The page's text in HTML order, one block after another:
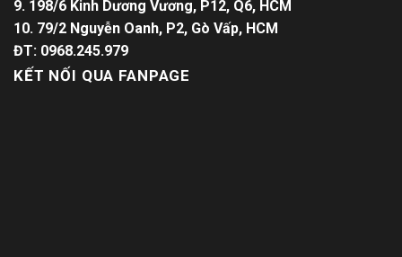
9. 198/6 Kinh Dương Vương, P12, Q6, HCM
10. 79/2 Nguyễn Oanh, P2, Gò Vấp, HCM
ĐT: 0968.245.979
KẾT NỐI QUA FANPAGE